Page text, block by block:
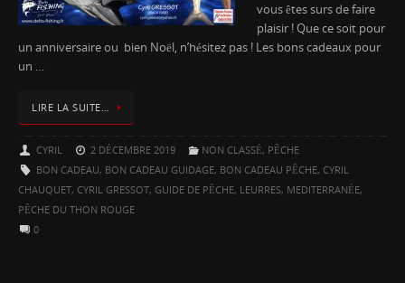
vous êtes surs de faire
plaisir ! Que ce soit pour
un anniversaire ou bien Noël, n’hésitez pas ! Les bons cadeaux pour
un …
LIRE LA SUITE…
CYRIL 2 DÉCEMBRE 2019 NON CLASSÉ, PÊCHE
BON CADEAU, BON CADEAU GUIDAGE, BON CADEAU PÊCHE, CYRIL
CHAUQUET, CYRIL GRESSOT, GUIDE DE PÊCHE, LEURRES, MEDITERRANÉE,
PÊCHE DU THON ROUGE
0